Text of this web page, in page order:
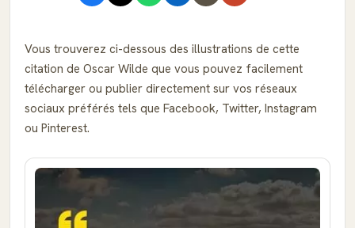
Vous trouverez ci-dessous des illustrations de cette
citation de Oscar Wilde que vous pouvez facilement
télécharger ou publier directement sur vos réseaux
sociaux préférés tels que Facebook, Twitter, Instagram
ou Pinterest.